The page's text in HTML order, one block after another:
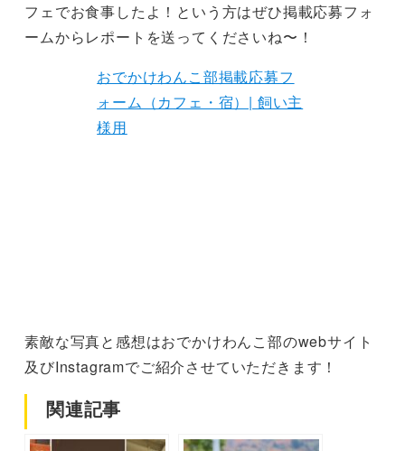
フェでお食事したよ！という方はぜひ掲載応募フォ
ームからレポートを送ってくださいね〜！
おでかけわんこ部掲載応募フ
ォーム（カフェ・宿）| 飼い主
様用
素敵な写真と感想はおでかけわんこ部のwebサイト
及びInstagramでご紹介させていただきます！
関連記事